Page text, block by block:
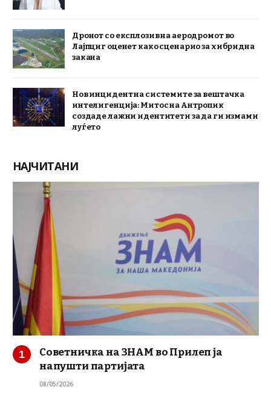
Дронот со експлозив на аеродромот во
Лајпциг оценет како сценарио за хибридна
закана
Нов инцидент на системите за вештачка
интелигенција: Митос на Антропик
создаде лажни идентитети за да ги измами
луѓето
НАЈЧИТАНИ
Советничка на ЗНАМ во Прилеп ја
напушти партијата
08/05/2026